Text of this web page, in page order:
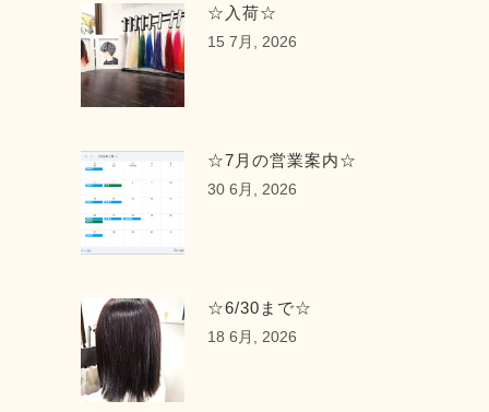
☆入荷☆
15 7月, 2026
☆7月の営業案内☆
30 6月, 2026
☆6/30まで☆
18 6月, 2026